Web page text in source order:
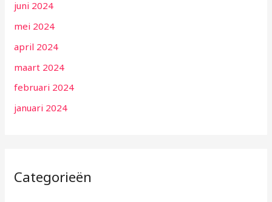
juni 2024
mei 2024
april 2024
maart 2024
februari 2024
januari 2024
Categorieën